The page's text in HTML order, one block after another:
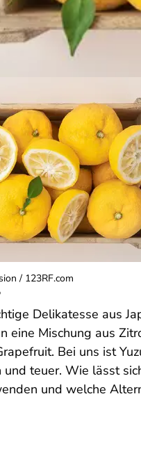
Delikatesse aus
eine Mischung aus
Bei uns ist
und teuer. Wie lässt
und welche
/ 123RF.com